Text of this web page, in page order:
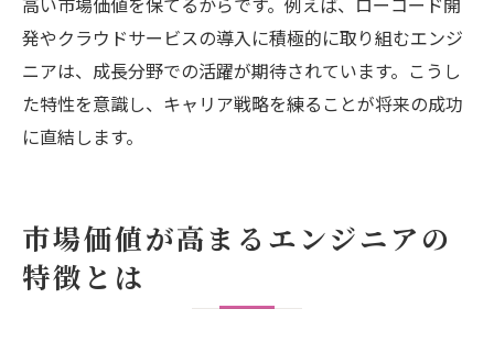
自分らしい働き方を実現するエンジニアの
工夫
エンジニア人生における満足度の高め方
経験やスキルを活かすキャリアの選び方
未来志向で歩むエンジニア人生のすすめ
発やクラウドサービスの導入に積極的に取り組むエンジ
ニアは、成長分野での活躍が期待されています。こうし
た特性を意識し、キャリア戦略を練ることが将来の成功
に直結します。
市場価値が高まるエンジニアの
特徴とは